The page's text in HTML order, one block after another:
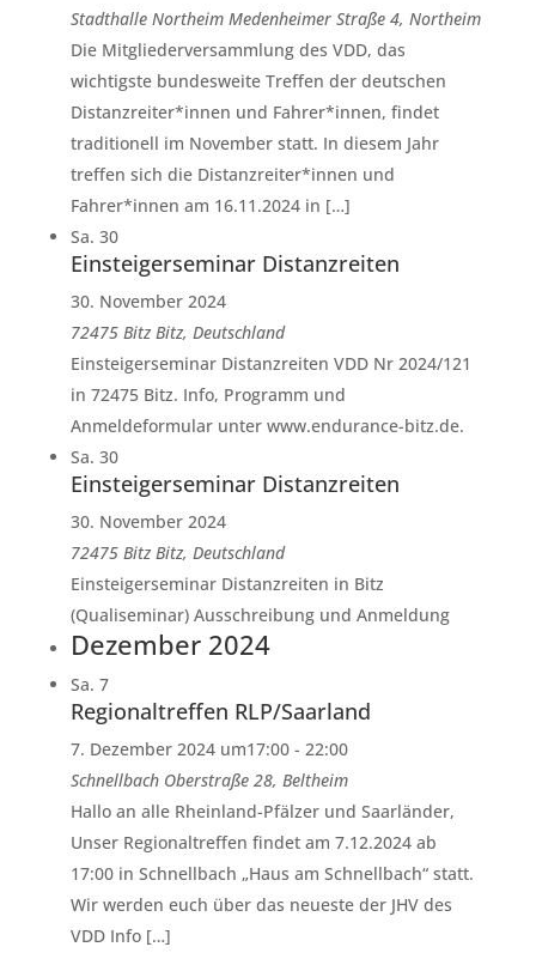
Stadthalle Northeim Medenheimer Straße 4, Northeim
Die Mitgliederversammlung des VDD, das
wichtigste bundesweite Treffen der deutschen
Distanzreiter*innen und Fahrer*innen, findet
traditionell im November statt. In diesem Jahr
treffen sich die Distanzreiter*innen und
Fahrer*innen am 16.11.2024 in […]
Sa. 30
Einsteigerseminar Distanzreiten
30. November 2024
72475 Bitz Bitz, Deutschland
Einsteigerseminar Distanzreiten VDD Nr 2024/121
in 72475 Bitz. Info, Programm und
Anmeldeformular unter www.endurance-bitz.de.
Sa. 30
Einsteigerseminar Distanzreiten
30. November 2024
72475 Bitz Bitz, Deutschland
Einsteigerseminar Distanzreiten in Bitz
(Qualiseminar) Ausschreibung und Anmeldung
Dezember 2024
Sa. 7
Regionaltreffen RLP/Saarland
7. Dezember 2024 um17:00- 22:00
Schnellbach Oberstraße 28, Beltheim
Hallo an alle Rheinland-Pfälzer und Saarländer,
Unser Regionaltreffen findet am 7.12.2024 ab
17:00 in Schnellbach „Haus am Schnellbach“ statt.
Wir werden euch über das neueste der JHV des
VDD Info […]